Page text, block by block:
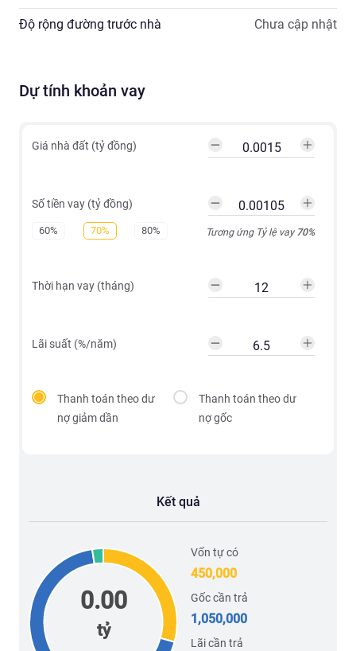
Độ rộng đường trước nhà Chưa cập nhật
Dự tính khoản vay
Giá nhà đất (tỷ đồng)
Số tiền vay (tỷ đồng)
60% 70% 80% Tương ứng Tỷ lệ vay70%
Thời hạn vay (tháng)
Lãi suất (%/năm)
Thanh toán theo dư
nợ giảm dần
Thanh toán theo dư
nợ gốc
Kết quả
0.00
tỷ
Vốn tự có
450,000
Gốc cần trả
1,050,000
Lãi cần trả